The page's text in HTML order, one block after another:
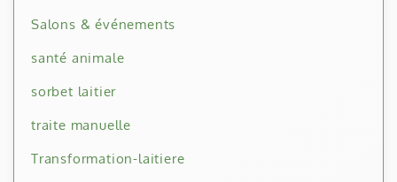
Salons & événements
santé animale
sorbet laitier
traite manuelle
Transformation-laitiere